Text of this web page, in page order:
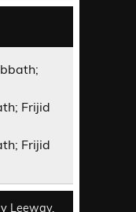
Frijid
Frijid
y Leeway.